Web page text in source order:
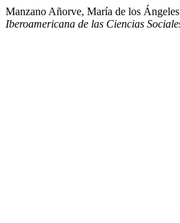
Manzano Añorve, María de los
Iberoamericana de las Ciencias